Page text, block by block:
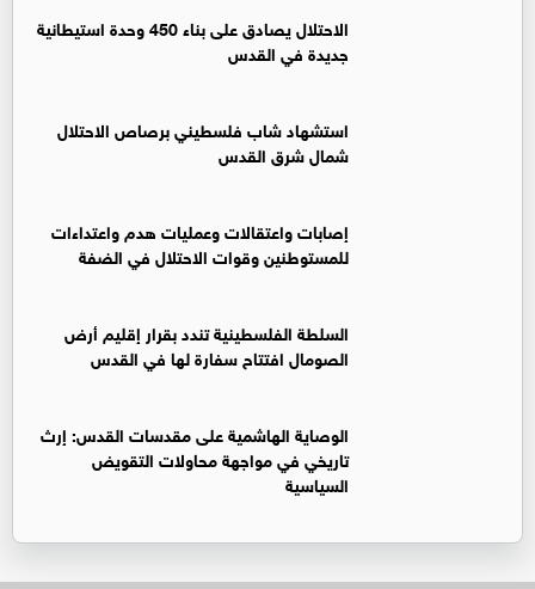
الاحتلال يصادق على بناء 450 وحدة استيطانية
جديدة في القدس ‏
استشهاد شاب فلسطيني برصاص الاحتلال
شمال شرق القدس
إصابات واعتقالات وعمليات هدم واعتداءات
للمستوطنين وقوات الاحتلال في الضفة
السلطة الفلسطينية تندد بقرار إقليم أرض
الصومال افتتاح سفارة لها في القدس
الوصاية الهاشمية على مقدسات القدس: إرث
تاريخي في مواجهة محاولات التقويض
السياسية